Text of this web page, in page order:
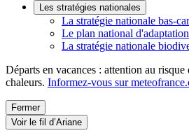
Les stratégies nationales
La stratégie nationale bas-
Le plan national
La stratégie nationale
Départs en vacances : attention au
chaleurs. Informez-vous sur
Fermer
Voir le fil d’Ariane